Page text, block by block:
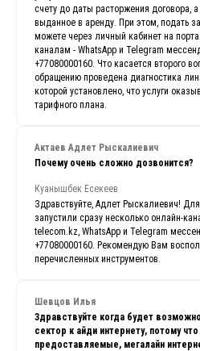
счету до даты расторжения договора,
выданное в аренду. При этом, подать
можете через личный кабинет на
каналам - WhatsApp и Telegram
+77080000160. Что касается второго
обращению проведена диагностика
которой установлено, что услуги
тарифного плана.
Актаев Адлет Рыскалиевич
Почему очень сложно дозвонится?
Куанышбек Есекеев
Здравствуйте, Адлет Рыскалиевич!
запустили сразу несколько онлайн-
telecom.kz, WhatsApp и Telegram
+77080000160. Рекомендую Вам
перечисленных инструментов.
Шевцов Илья
Здравствуйте когда будет
сектор к айди интернету, потому
предоставляемые, мегалайн